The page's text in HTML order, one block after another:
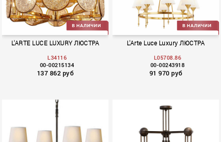
L'ARTE LUCE LUXURY ЛЮСТРА
L34116
00-00215134
137 862 руб
L'Arte Luce Luxury ЛЮСТРА
L05708.86
00-00243918
91 970 руб